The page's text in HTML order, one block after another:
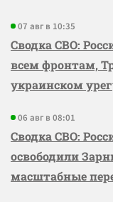
07 авг в 10:35
Сводка СВО:
всем фронтам,
украинском
06 авг в 08:01
Сводка СВО:
освободили
масштабные